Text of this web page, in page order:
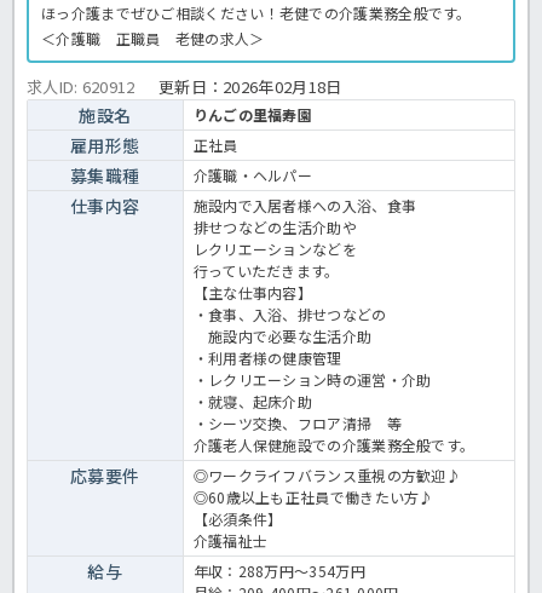
ほっ介護までぜひご相談ください！老健での介護業務全般です。
＜介護職 正職員 老健の求人＞
求人ID: 620912 更新日： 2026年02月18日
施設名 りんごの里福寿園
雇用形態 正社員
募集職種 介護職・ヘルパー
仕事内容
施設内で入居者様への入浴、食事
排せつなどの生活介助や
レクリエーションなどを
行っていただきます。
【主な仕事内容】
・食事、入浴、排せつなどの
施設内で必要な生活介助
・利用者様の健康管理
・レクリエーション時の運営・介助
・就寝、起床介助
・シーツ交換、フロア清掃 等
介護老人保健施設での介護業務全般です。
応募要件
◎ワークライフバランス重視の方歓迎♪
◎60歳以上も正社員で働きたい方♪
【必須条件】
介護福祉士
給与
年収：288万円～354万円